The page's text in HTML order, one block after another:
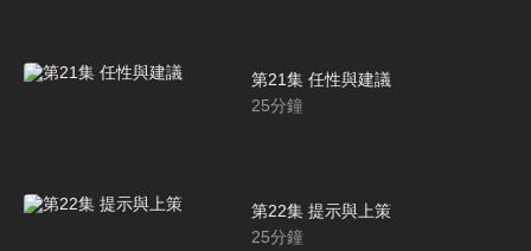
第21集 任性與建議
25分鐘
第22集 提示與上策
25分鐘